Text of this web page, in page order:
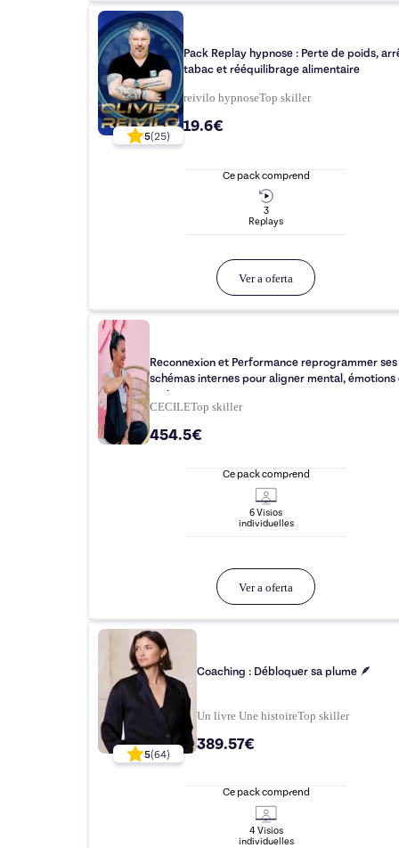
5(25)
Pack Replay hypnose : Perte de poids,
tabac et rééquilibrage alimentaire
reivilo hypnoseTop skiller
19.6€
Ce pack comprend
3
Replays
Ver a oferta
Reconnexion et Performance reprogrammer ses
schémas internes pour aligner mental, émotions
action
CECILETop skiller
454.5€
Ce pack comprend
6Visios
individuelles
Ver a oferta
5(64)
Coaching : Débloquer sa plume 🪶
Un livre Une histoireTop skiller
389.57€
Ce pack comprend
4Visios
individuelles